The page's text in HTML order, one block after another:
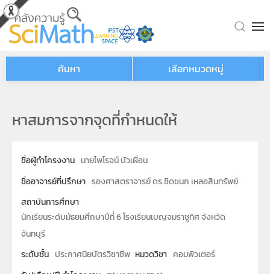
Skip to main content
ค้นหา เลือกหมวดหมู่
หาสมการจากจุดที่กำหนดให้
ชื่อผู้ทำโครงงาน นายไพโรจน์ บัวเผื่อน
ชื่ออาจารย์ที่ปรึกษา รองศาสตราจารย์ ดร.ชิดชนก เหลอสินทรัพย์
สถาบันการศึกษา
นักเรียนระดับมัธยมศึกษาปีที่ 6 โรงเรียนเบญจมราชูทิศ จังหวัด
จันทบุรี
ระดับชั้น ประกาศนียบัตรวิชาชีพ หมวดวิชา คอมพิวเตอร์